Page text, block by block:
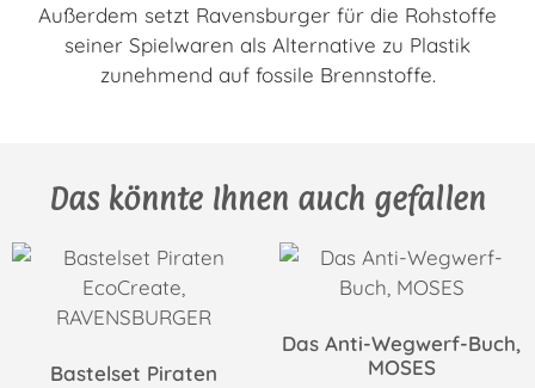
Außerdem setzt Ravensburger für die Rohstoffe
seiner Spielwaren als Alternative zu Plastik
zunehmend auf fossile Brennstoffe.
Das könnte Ihnen auch gefallen
Bastelset Piraten
Das Anti-Wegwerf-Buch,
MOSES